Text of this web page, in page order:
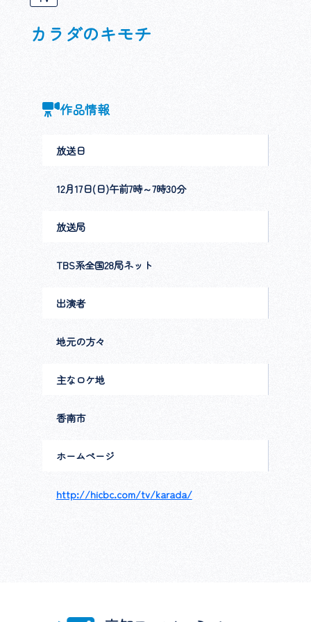
カラダのキモチ
作品情報
放送日
12月17日(日)午前7時～7時30分
放送局
TBS系全国28局ネット
出演者
地元の方々
主なロケ地
香南市
ホームページ
http://hicbc.com/tv/karada/